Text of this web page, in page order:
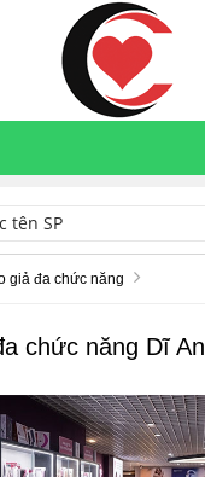
giả đa chức năng
chức năng Dĩ An